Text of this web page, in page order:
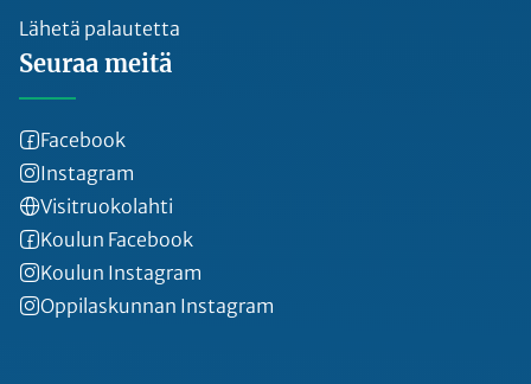
Lähetä palautetta
Seuraa meitä
Facebook
Instagram
Visitruokolahti
Koulun Facebook
Koulun Instagram
Oppilaskunnan Instagram